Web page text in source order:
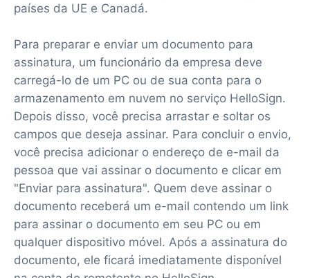
países da UE e Canadá.
Para preparar e enviar um documento para
assinatura, um funcionário da empresa deve
carregá-lo de um PC ou de sua conta para o
armazenamento em nuvem no serviço HelloSign.
Depois disso, você precisa arrastar e soltar os
campos que deseja assinar. Para concluir o envio,
você precisa adicionar o endereço de e-mail da
pessoa que vai assinar o documento e clicar em
"Enviar para assinatura". Quem deve assinar o
documento receberá um e-mail contendo um link
para assinar o documento em seu PC ou em
qualquer dispositivo móvel. Após a assinatura do
documento, ele ficará imediatamente disponível